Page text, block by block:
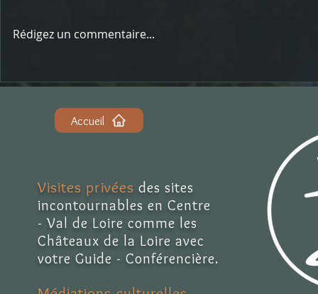
sangsue
Rédigez un commentaire...
Accueil
Visites privées des sites
incontournables en Centre
- Val de Loire comme les
Châteaux de la Loire avec
votre Guide - Conférencière.